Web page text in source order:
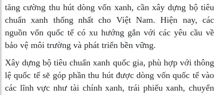
tăng cường thu hút dòng vốn xanh, cần xây dựng bộ tiêu
chuẩn xanh thống nhất cho Việt Nam. Hiện nay, các
nguồn vốn quốc tế có xu hướng gắn với các yêu cầu về
bảo vệ môi trường và phát triển bền vững.
Xây dựng bộ tiêu chuẩn xanh quốc gia, phù hợp với thông
lệ quốc tế sẽ góp phần thu hút được dòng vốn quốc tế vào
các lĩnh vực như tài chính xanh, trái phiếu xanh, chuyển